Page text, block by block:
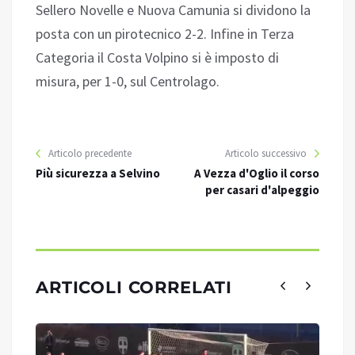
Sellero Novelle e Nuova Camunia si dividono la
posta con un pirotecnico 2-2. Infine in Terza
Categoria il Costa Volpino si è imposto di
misura, per 1-0, sul Centrolago.
Articolo precedente
Più sicurezza a Selvino
Articolo successivo
A Vezza d'Oglio il corso
per casari d'alpeggio
ARTICOLI CORRELATI